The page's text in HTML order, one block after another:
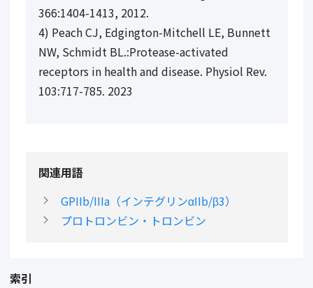
366:1404-1413, 2012.
4) Peach CJ, Edgington-Mitchell LE, Bunnett
NW, Schmidt BL.:Protease-activated
receptors in health and disease. Physiol Rev.
103:717-785. 2023
関連用語
GPIIb/IIIa（インテグリンαIIb/β3）
プロトロンビン・トロンビン
索引